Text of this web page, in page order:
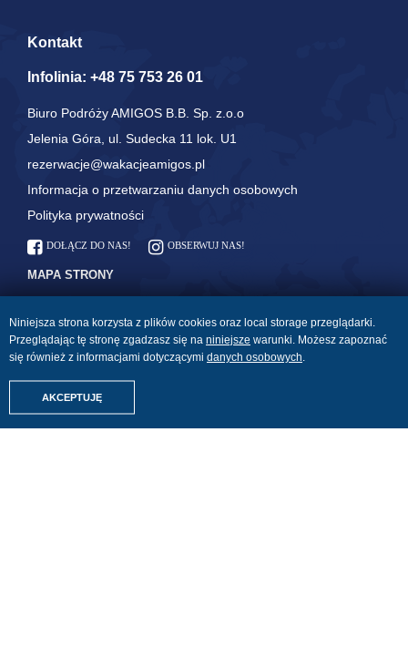
Kontakt
Infolinia: +48 75 753 26 01
Biuro Podróży AMIGOS B.B. Sp. z.o.o
Jelenia Góra, ul. Sudecka 11 lok. U1
rezerwacje@wakacjeamigos.pl
Informacja o przetwarzaniu danych osobowych
Polityka prywatności
DOŁĄCZ DO NAS! OBSERWUJ NAS!
MAPA STRONY
Kontakt
Blog
Amigos Relacje z Podróży
Last Minute
All Inclusive
Linie lotnicze: odprawa i
bagaż
Płyny w bagażu podręcznym
Lista kontrolna na podróż
Niniejsza strona korzysta z plików cookies oraz local storage przeglądarki.
Przeglądając tę stronę zgadzasz się na niniejsze warunki. Możesz zapoznać
się również z informacjami dotyczącymi danych osobowych.
AKCEPTUJĘ